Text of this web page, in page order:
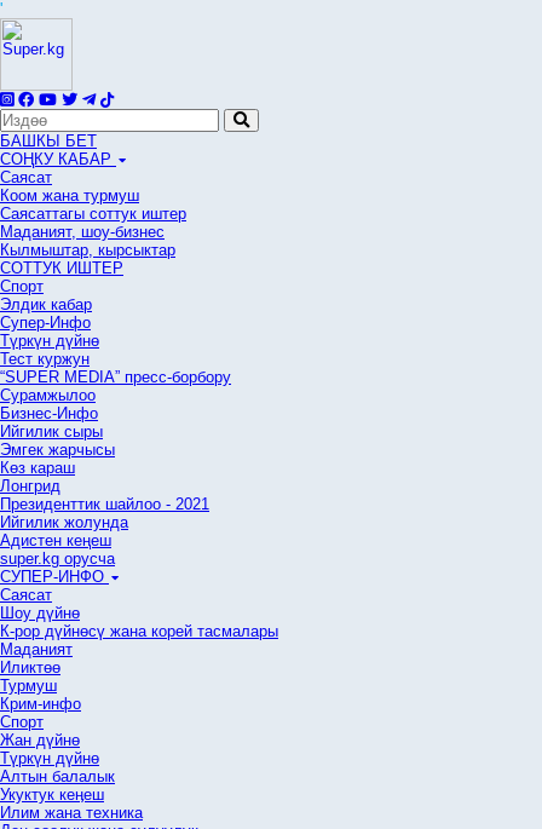
'
БАШКЫ БЕТ
СОҢКУ КАБАР
Саясат
Коом жана турмуш
Саясаттагы соттук иштер
Маданият, шоу-бизнес
Кылмыштар, кырсыктар
СОТТУК ИШТЕР
Спорт
Элдик кабар
Супер-Инфо
Түркүн дүйнө
Тест куржун
“SUPER MEDIA” пресс-борбору
Сурамжылоо
Бизнес-Инфо
Ийгилик сыры
Эмгек жарчысы
Көз караш
Лонгрид
Президенттик шайлоо - 2021
Ийгилик жолунда
Адистен кеңеш
super.kg орусча
СУПЕР-ИНФО
Саясат
Шоу дүйнө
К-рор дүйнөсү жана корей тасмалары
Маданият
Иликтөө
Турмуш
Крим-инфо
Спорт
Жан дүйнө
Түркүн дүйнө
Алтын балалык
Укуктук кеӊеш
Илим жана техника